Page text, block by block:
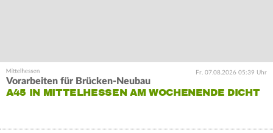
Fr. 07.08.2026 05:39 Uhr
Vorarbeiten für Brücken-Neubau
A45 IN MITTELHESSEN AM WOCHENENDE DICHT